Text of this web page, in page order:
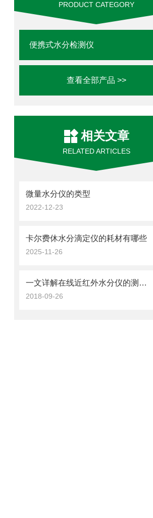
PRODUCT CATEGORY
便携式水分检测仪
查看全部产品 >>
相关文章
RELATED ARTICLES
微量水分仪的类型
2022-12-23
卡尔费休水分滴定仪的耗材有哪些
2025-11-26
一文详解在线近红外水分仪的测量方式和原理
2018-09-26